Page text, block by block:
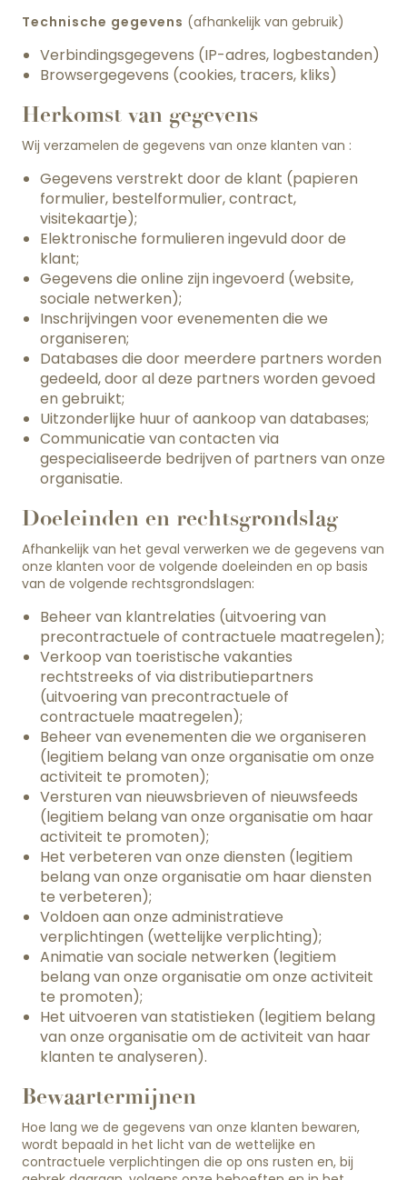
Technische gegevens (afhankelijk van gebruik)
Verbindingsgegevens (IP-adres, logbestanden)
Browsergegevens (cookies, tracers, kliks)
Herkomst van gegevens
Wij verzamelen de gegevens van onze klanten van :
Gegevens verstrekt door de klant (papieren
formulier, bestelformulier, contract,
visitekaartje);
Elektronische formulieren ingevuld door de
klant;
Gegevens die online zijn ingevoerd (website,
sociale netwerken);
Inschrijvingen voor evenementen die we
organiseren;
Databases die door meerdere partners worden
gedeeld, door al deze partners worden gevoed
en gebruikt;
Uitzonderlijke huur of aankoop van databases;
Communicatie van contacten via
gespecialiseerde bedrijven of partners van onze
organisatie.
Doeleinden en rechtsgrondslag
Afhankelijk van het geval verwerken we de gegevens van
onze klanten voor de volgende doeleinden en op basis
van de volgende rechtsgrondslagen:
Beheer van klantrelaties (uitvoering van
precontractuele of contractuele maatregelen);
Verkoop van toeristische vakanties
rechtstreeks of via distributiepartners
(uitvoering van precontractuele of
contractuele maatregelen);
Beheer van evenementen die we organiseren
(legitiem belang van onze organisatie om onze
activiteit te promoten);
Versturen van nieuwsbrieven of nieuwsfeeds
(legitiem belang van onze organisatie om haar
activiteit te promoten);
Het verbeteren van onze diensten (legitiem
belang van onze organisatie om haar diensten
te verbeteren);
Voldoen aan onze administratieve
verplichtingen (wettelijke verplichting);
Animatie van sociale netwerken (legitiem
belang van onze organisatie om onze activiteit
te promoten);
Het uitvoeren van statistieken (legitiem belang
van onze organisatie om de activiteit van haar
klanten te analyseren).
Bewaartermijnen
Hoe lang we de gegevens van onze klanten bewaren,
wordt bepaald in het licht van de wettelijke en
contractuele verplichtingen die op ons rusten en, bij